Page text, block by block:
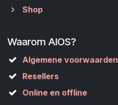
Shop
Waarom AIOS?
Algemene voorwaarden
Resellers
Online en offline